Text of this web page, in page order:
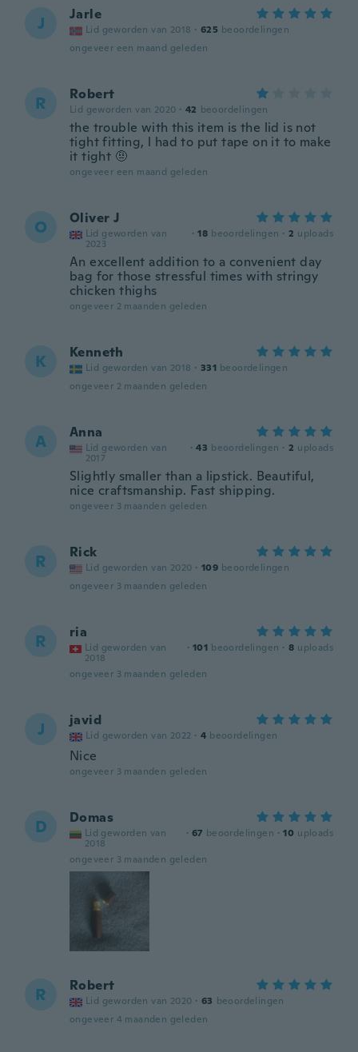
J Jarle
Lid geworden van 2018 · 625 beoordelingen
ongeveer een maand geleden
R Robert
Lid geworden van 2020 · 42 beoordelingen
the trouble with this item is the lid is not
tight fitting, l had to put tape on it to make
it tight 🤨
ongeveer een maand geleden
O Oliver J
Lid geworden van
2023
· 18 beoordelingen · 2 uploads
An excellent addition to a convenient day
bag for those stressful times with stringy
chicken thighs
ongeveer 2 maanden geleden
K Kenneth
Lid geworden van 2018 · 331 beoordelingen
ongeveer 2 maanden geleden
A Anna
Lid geworden van
2017
· 43 beoordelingen · 2 uploads
Slightly smaller than a lipstick. Beautiful,
nice craftsmanship. Fast shipping.
ongeveer 3 maanden geleden
R Rick
Lid geworden van 2020 · 109 beoordelingen
ongeveer 3 maanden geleden
R ria
Lid geworden van
2018
· 101 beoordelingen · 8 uploads
ongeveer 3 maanden geleden
J javid
Lid geworden van 2022 · 4 beoordelingen
Nice
ongeveer 3 maanden geleden
D Domas
Lid geworden van
2018
· 67 beoordelingen · 10 uploads
ongeveer 3 maanden geleden
R Robert
Lid geworden van 2020 · 63 beoordelingen
ongeveer 4 maanden geleden